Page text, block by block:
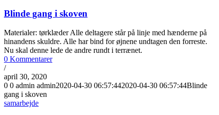
Blinde gang i skoven
Materialer: tørklæder Alle deltagere står på linje med hænderne på
hinandens skuldre. Alle har bind for øjnene undtagen den forreste.
Nu skal denne lede de andre rundt i terrænet.
0 Kommentarer
/
april 30, 2020
0 0 admin admin2020-04-30 06:57:442020-04-30 06:57:44Blinde
gang i skoven
samarbejde